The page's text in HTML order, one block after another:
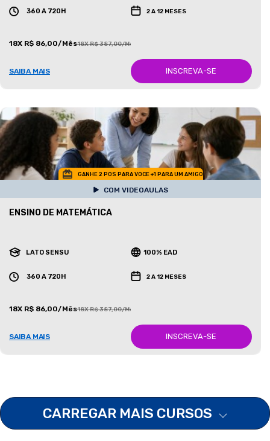
360 A 720H 2 A 12 MESES
18X R$ 86,00/Mês18X R$ 387,00/Mês
SAIBA MAIS INSCREVA-SE
GANHE 2 POS PARA VOCE +1 PARA UM AMIGO
COM VIDEOAULAS
ENSINO DE MATEMÁTICA
LATO SENSU 100% EAD
360 A 720H 2 A 12 MESES
18X R$ 86,00/Mês18X R$ 387,00/Mês
SAIBA MAIS INSCREVA-SE
CARREGAR MAIS CURSOS